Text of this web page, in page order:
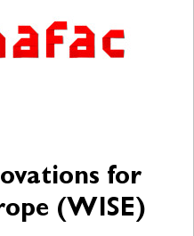
for
(WISE)